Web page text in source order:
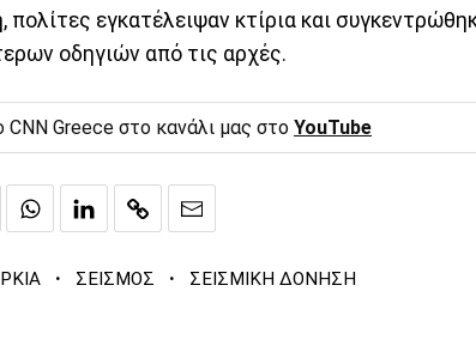
εγκατέλειψαν κτίρια και
οδηγιών από τις αρχές.
Greece στο κανάλι μας στο YouTube
· ΣΕΙΣΜΟΣ · ΣΕΙΣΜΙΚΗ ΔΟΝΗΣΗ